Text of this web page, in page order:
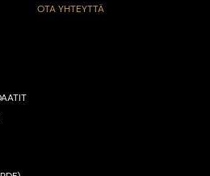
OTA YHTEYTTÄ